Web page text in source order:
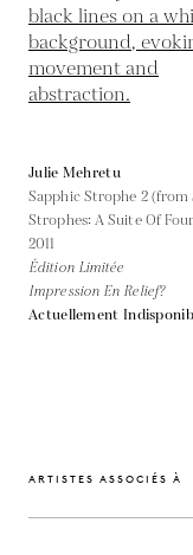
Julie Mehretu
Sapphic Strophe 2 (from
Strophes: A Suite Of
2011
Édition Limitée
Impression En Relief?
Actuellement
ARTISTES ASSOCIÉS À